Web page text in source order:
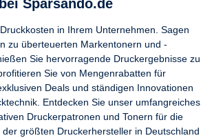
Sparsando.de
in Ihrem Unternehmen. Sagen
zu überteuerten Markentonern und -
Sie hervorragende Druckergebnisse zu
Sie von Mengenrabatten für
Deals und ständigen Innovationen
Entdecken Sie unser umfangreiches
Druckerpatronen und Tonern für die
größten Druckerhersteller in Deutschland